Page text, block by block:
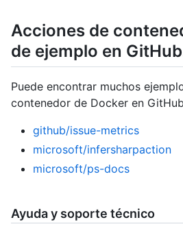
Acciones de
de ejemplo en
Puede encontrar muchos
contenedor de Docker en
github/issue-metrics
microsoft/infersharpaction
microsoft/ps-docs
Ayuda y soporte técnico